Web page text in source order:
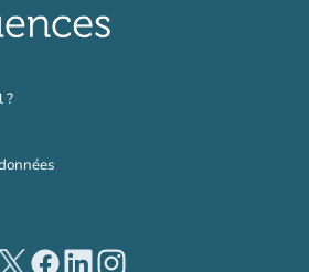
?(nouvel onglet)
(nouvel onglet)
(nouvel onglet)
(nouvel onglet)